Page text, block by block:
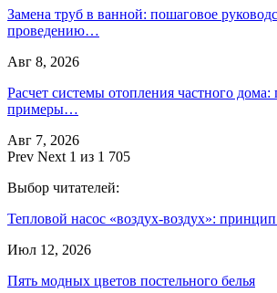
Замена труб в ванной: пошаговое
проведению…
Авг 8, 2026
Расчет системы отопления частного дома:
примеры…
Авг 7, 2026
Prev Next 1 из 1 705
Выбор читателей:
Тепловой насос «воздух-воздух»:
Июл 12, 2026
Пять модных цветов постельного белья